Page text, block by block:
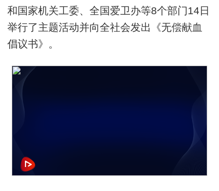
和国家机关工委、全国爱卫办等8个部门14日
举行了主题活动并向全社会发出《无偿献血
倡议书》。